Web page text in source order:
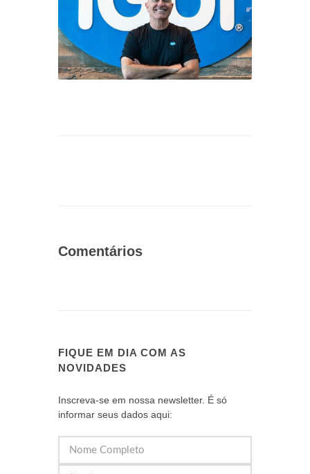
Comentários
FIQUE EM DIA COM AS
NOVIDADES
Inscreva-se em nossa newsletter. É só
informar seus dados aqui: